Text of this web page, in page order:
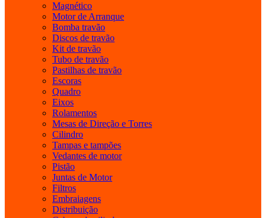
Magnético
Motor de Arranque
Bomba travão
Discos de travão
Kit de travão
Tubo de travão
Pastilhas de travão
Escoras
Quadro
Eixos
Rolamentos
Mesas de Direção e Torres
Cilindro
Tampas e tampões
Vedantes de motor
Pistão
Juntas de Motor
Filtros
Embraiagens
Distribuição